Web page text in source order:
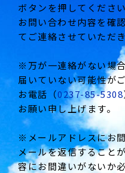
ボタンを押してください
お問い合わせ内容を確
てご連絡させていただき
※万が一連絡がない場
届いていない可能性が
お電話（0237-85-5308
お願い申し上げます。
※メールアドレスにお
メールを返信すること
容にお間違いがないか